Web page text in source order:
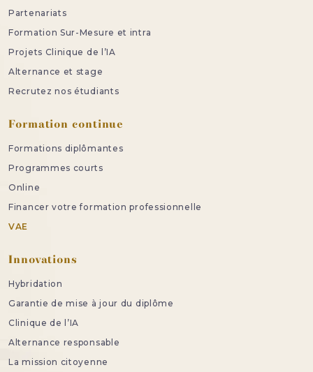
Partenariats
Formation Sur-Mesure et intra
Projets Clinique de l’IA
Alternance et stage
Recrutez nos étudiants
Formation continue
Formations diplômantes
Programmes courts
Online
Financer votre formation professionnelle
VAE
Innovations
Hybridation
Garantie de mise à jour du diplôme
Clinique de l’IA
Alternance responsable
La mission citoyenne